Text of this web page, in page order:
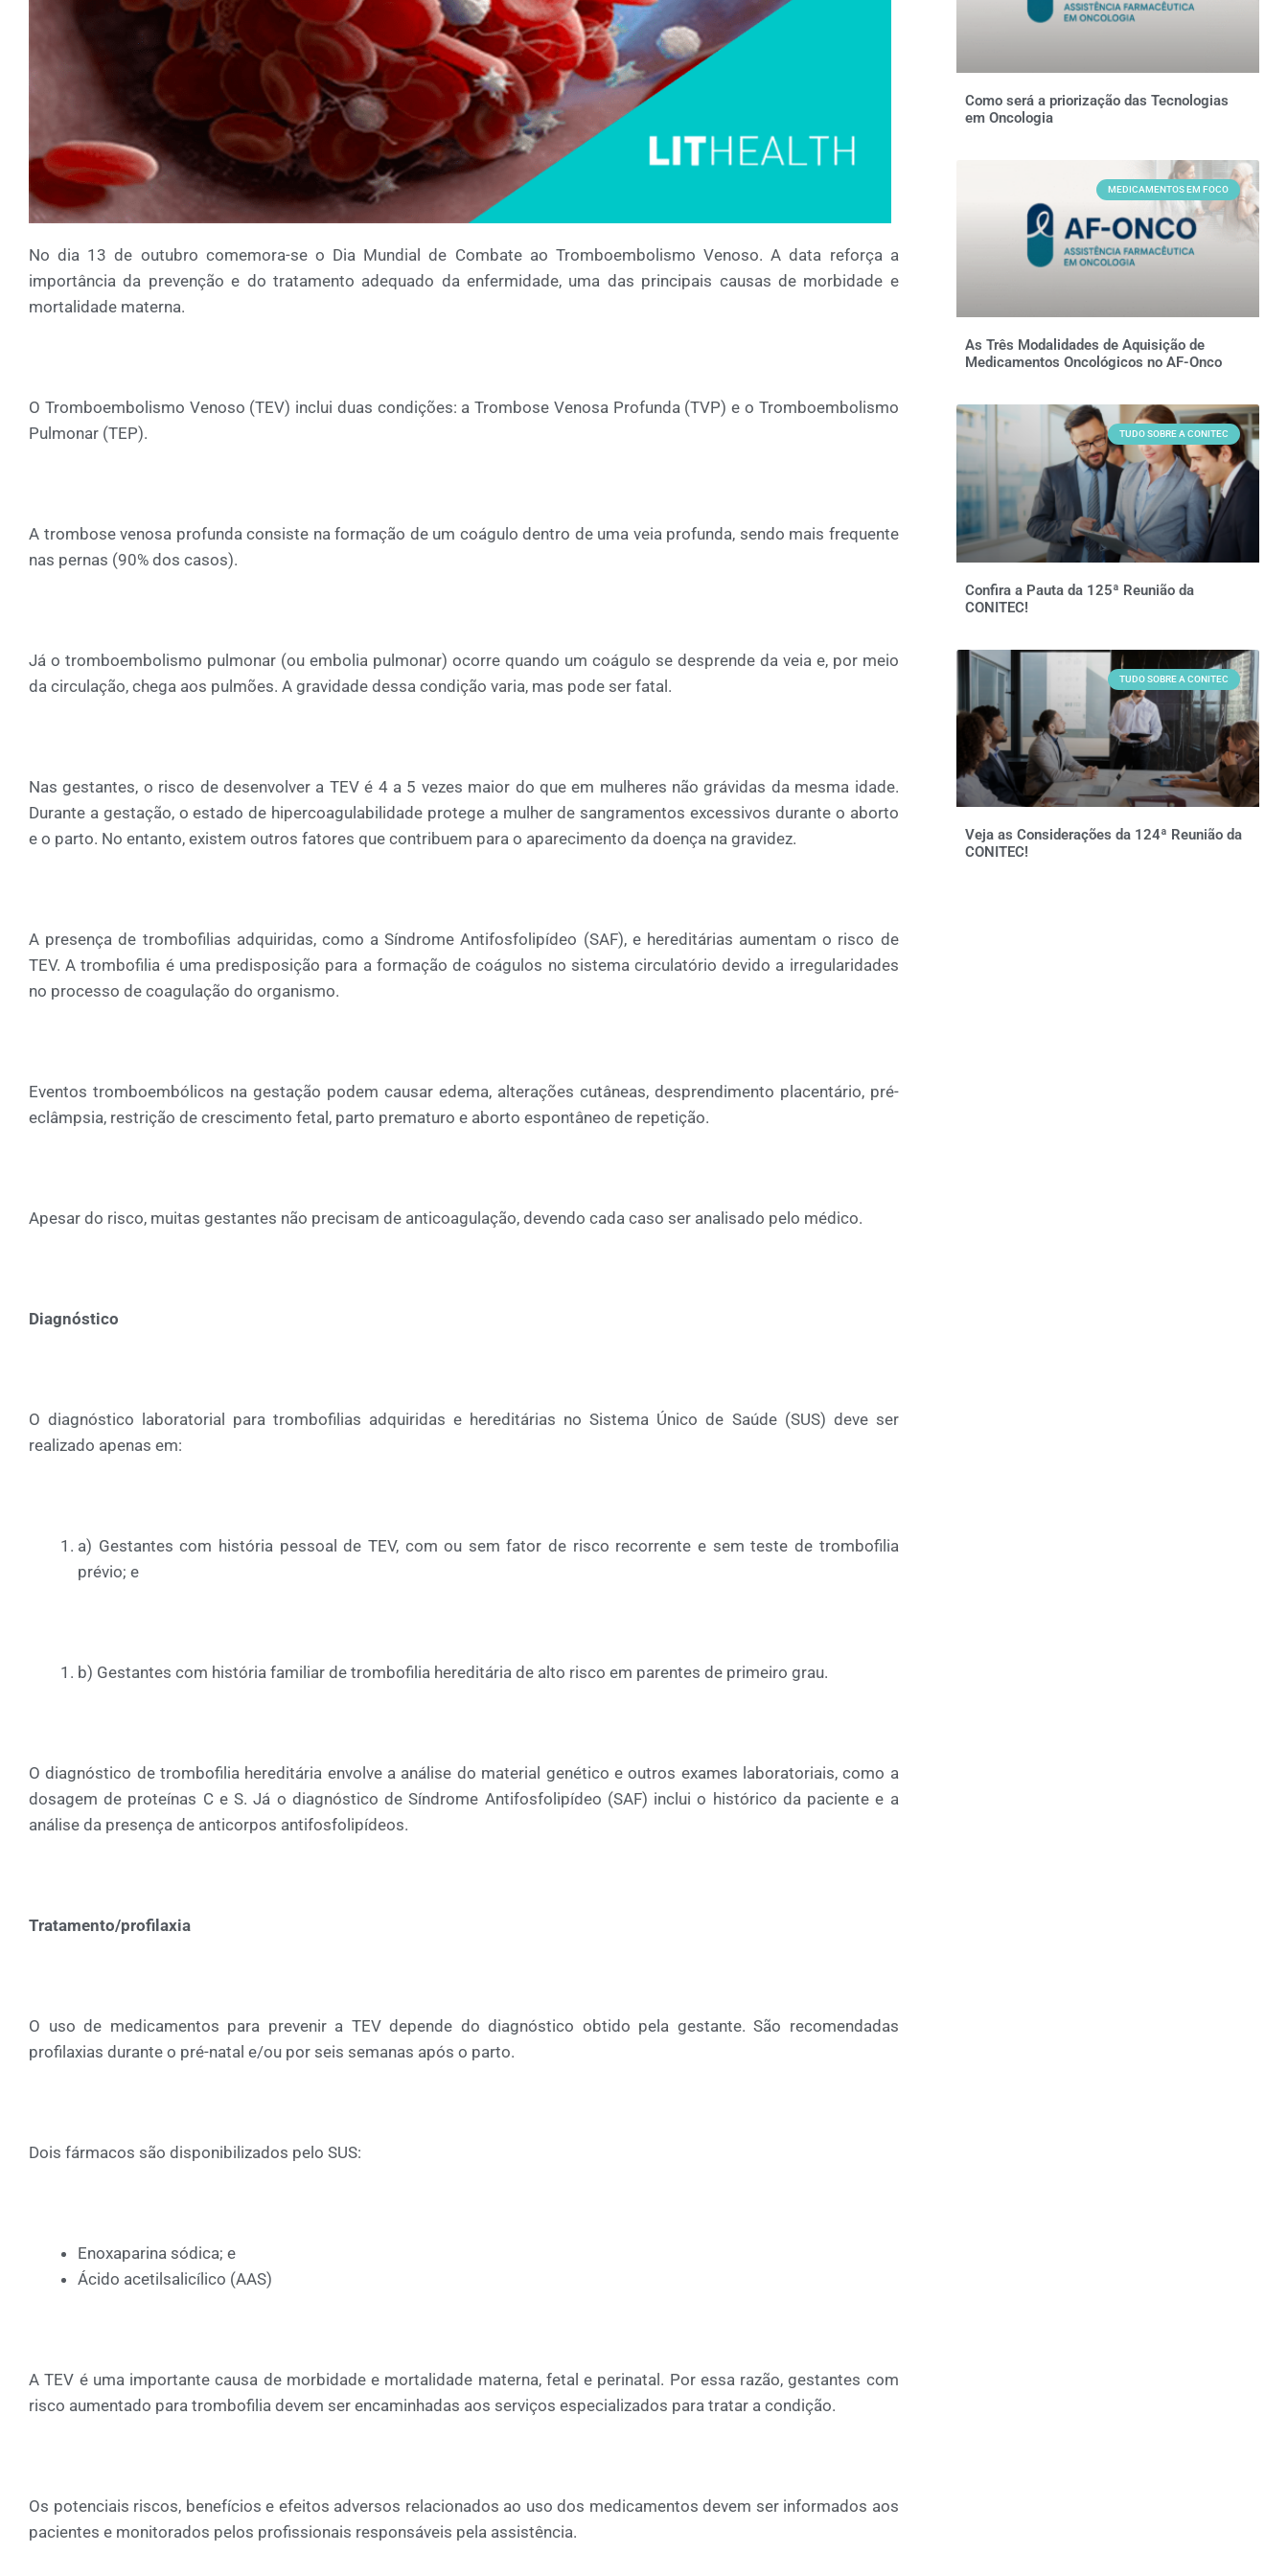
No dia 13 de outubro comemora-se o Dia Mundial de Combate ao Tromboembolismo Venoso. A data reforça a
importância da prevenção e do tratamento adequado da enfermidade, uma das principais causas de morbidade e
mortalidade materna.
O Tromboembolismo Venoso (TEV) inclui duas condições: a Trombose Venosa Profunda (TVP) e o Tromboembolismo
Pulmonar (TEP).
A trombose venosa profunda consiste na formação de um coágulo dentro de uma veia profunda, sendo mais frequente
nas pernas (90% dos casos).
Já o tromboembolismo pulmonar (ou embolia pulmonar) ocorre quando um coágulo se desprende da veia e, por meio
da circulação, chega aos pulmões. A gravidade dessa condição varia, mas pode ser fatal.
Nas gestantes, o risco de desenvolver a TEV é 4 a 5 vezes maior do que em mulheres não grávidas da mesma idade.
Durante a gestação, o estado de hipercoagulabilidade protege a mulher de sangramentos excessivos durante o aborto
e o parto. No entanto, existem outros fatores que contribuem para o aparecimento da doença na gravidez.
A presença de trombofilias adquiridas, como a Síndrome Antifosfolipídeo (SAF), e hereditárias aumentam o risco de
TEV. A trombofilia é uma predisposição para a formação de coágulos no sistema circulatório devido a irregularidades
no processo de coagulação do organismo.
Eventos tromboembólicos na gestação podem causar edema, alterações cutâneas, desprendimento placentário, pré-
eclâmpsia, restrição de crescimento fetal, parto prematuro e aborto espontâneo de repetição.
Apesar do risco, muitas gestantes não precisam de anticoagulação, devendo cada caso ser analisado pelo médico.
Diagnóstico
O diagnóstico laboratorial para trombofilias adquiridas e hereditárias no Sistema Único de Saúde (SUS) deve ser
realizado apenas em:
a) Gestantes com história pessoal de TEV, com ou sem fator de risco recorrente e sem teste de trombofilia
prévio; e
b) Gestantes com história familiar de trombofilia hereditária de alto risco em parentes de primeiro grau.
O diagnóstico de trombofilia hereditária envolve a análise do material genético e outros exames laboratoriais, como a
dosagem de proteínas C e S. Já o diagnóstico de Síndrome Antifosfolipídeo (SAF) inclui o histórico da paciente e a
análise da presença de anticorpos antifosfolipídeos.
Tratamento/profilaxia
O uso de medicamentos para prevenir a TEV depende do diagnóstico obtido pela gestante. São recomendadas
profilaxias durante o pré-natal e/ou por seis semanas após o parto.
Dois fármacos são disponibilizados pelo SUS:
Enoxaparina sódica; e
Ácido acetilsalicílico (AAS)
A TEV é uma importante causa de morbidade e mortalidade materna, fetal e perinatal. Por essa razão, gestantes com
risco aumentado para trombofilia devem ser encaminhadas aos serviços especializados para tratar a condição.
Os potenciais riscos, benefícios e efeitos adversos relacionados ao uso dos medicamentos devem ser informados aos
pacientes e monitorados pelos profissionais responsáveis pela assistência.
Como será a priorização das Tecnologias
em Oncologia
MEDICAMENTOS EM FOCO
As Três Modalidades de Aquisição de
Medicamentos Oncológicos no AF-Onco
TUDO SOBRE A CONITEC
Confira a Pauta da 125ª Reunião da
CONITEC!
TUDO SOBRE A CONITEC
Veja as Considerações da 124ª Reunião da
CONITEC!